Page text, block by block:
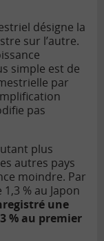
désigne la
sur l’autre.
simple est de
par
pas
plus
autres pays
moindre. Par
% au Japon
une
% au premier